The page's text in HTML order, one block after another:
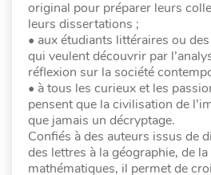
original pour préparer leurs
leurs dissertations ;
• aux étudiants littéraires ou
qui veulent découvrir par
réflexion sur la société
• à tous les curieux et les
pensent que la civilisation de
que jamais un décryptage.
Confiés à des auteurs issus de
des lettres à la géographie, de
mathématiques, il permet de